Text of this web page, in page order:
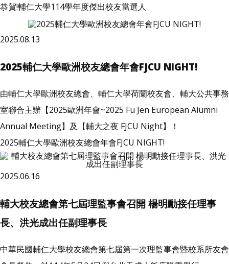
恭賀!輔仁大學114學年度傑出校友當選人
2025.08.13
2025輔仁大學歐洲校友總會年會FJCU NIGHT!
由輔仁大學歐洲校友總會、輔仁大學荷蘭校友會、輔大公共事務
室聯合主辦【2025歐洲年會~2025 Fu Jen European Alumni
Annual Meeting】及【輔大之夜 FJCU Night】！
2025輔仁大學歐洲校友總會年會FJCU NIGHT!
2025.06.16
輔大校友總會第七屆理監事會召開 楊明勳接任理事
長、洪光成出任副理事長
中華民國輔仁大學校友總會第七屆第一次理監事會暨校系所友會